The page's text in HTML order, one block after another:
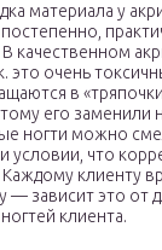
материала у
В качественном
это очень
в
его заменили
ногти можно
условии, что
клиенту
— зависит это от
клиента.